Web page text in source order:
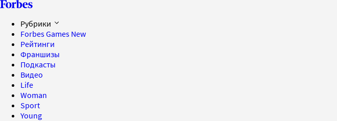
Рубрики
Forbes Games New
Рейтинги
Франшизы
Подкасты
Видео
Life
Woman
Sport
Young